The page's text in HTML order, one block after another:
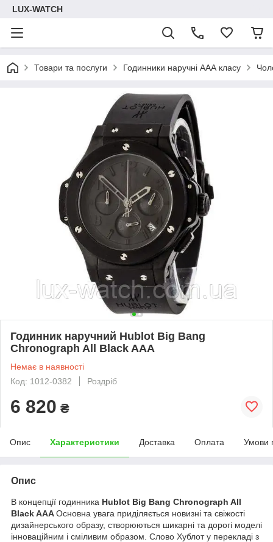
LUX-WATCH
Товари та послуги Годинники наручні ААА класу
Годинник наручний Hublot Big Bang
Chronograph All Black AAA
Немає в наявності
Код: 1012-0382
Роздріб
6 820 ₴
Опис Характеристики Доставка Оплата Умови
Опис
В концепції годинника Hublot Big Bang Chronograph All
Black AAAОсновна увага приділяється новизні та свіжості
дизайнерського образу, створюються шикарні та дорогі моделі
інноваційним і сміливим образом. Слово Хублот у перекладі з